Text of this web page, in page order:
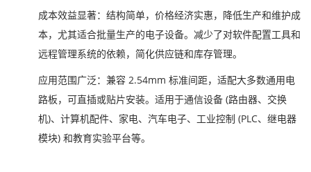
成本效益显著：结构简单，价格经济实惠，降低生产和维护成
本，尤其适合批量生产的电子设备。减少了对软件配置工具和
远程管理系统的依赖，简化供应链和库存管理。
应用范围广泛：兼容 2.54mm 标准间距，适配大多数通用电
路板，可直插或贴片安装。适用于通信设备 (路由器、交换
机)、计算机配件、家电、汽车电子、工业控制 (PLC、继电器
模块) 和教育实验平台等。